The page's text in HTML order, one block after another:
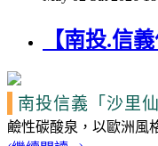
【南投.信
南投信義 「沙里仙
鹼性碳酸泉，以歐洲風